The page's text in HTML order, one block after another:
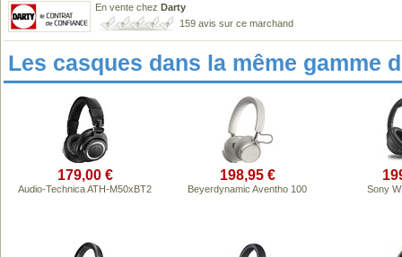
En vente chez Darty
159 avis sur ce marchand
Les casques dans la même gamme
179,00 €
Audio-Technica ATH-M50xBT2
198,95 €
Beyerdynamic Aventho 100 Sony